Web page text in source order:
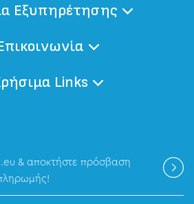
Εξυπηρέτησης
Links
& αποκτήστε πρόσβαση